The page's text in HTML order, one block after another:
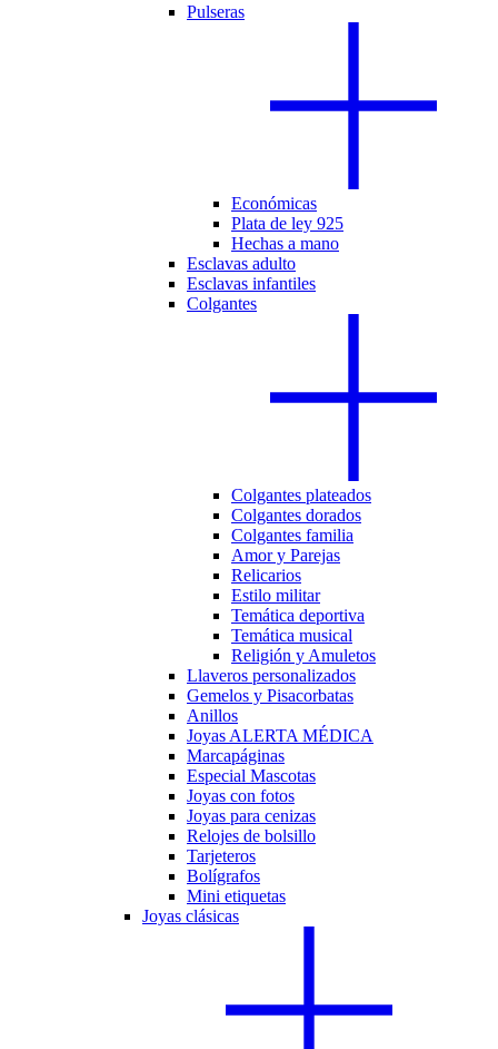
Pulseras
Económicas
Plata de ley 925
Hechas a mano
Esclavas adulto
Esclavas infantiles
Colgantes
Colgantes plateados
Colgantes dorados
Colgantes familia
Amor y Parejas
Relicarios
Estilo militar
Temática deportiva
Temática musical
Religión y Amuletos
Llaveros personalizados
Gemelos y Pisacorbatas
Anillos
Joyas ALERTA MÉDICA
Marcapáginas
Especial Mascotas
Joyas con fotos
Joyas para cenizas
Relojes de bolsillo
Tarjeteros
Bolígrafos
Mini etiquetas
Joyas clásicas